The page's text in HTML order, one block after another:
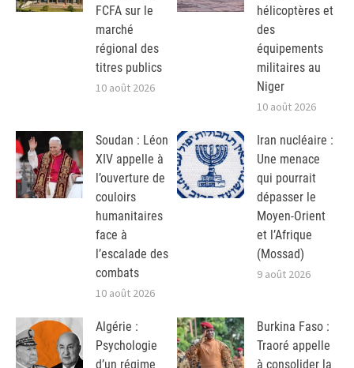
FCFA sur le
marché
régional des
titres publics
10 août 2026
hélicoptères et
des
équipements
militaires au
Niger
10 août 2026
Soudan : Léon
XIV appelle à
l’ouverture de
couloirs
humanitaires
face à
l’escalade des
combats
10 août 2026
Iran nucléaire :
Une menace
qui pourrait
dépasser le
Moyen-Orient
et l’Afrique
(Mossad)
9 août 2026
Algérie :
Psychologie
d’un régime
Burkina Faso :
Traoré appelle
à consolider la